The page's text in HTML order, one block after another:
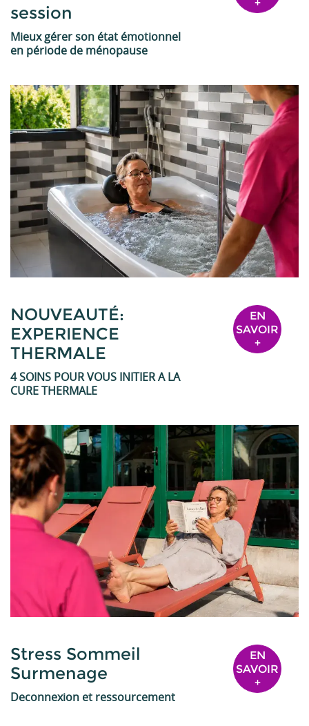
session
Mieux gérer son état émotionnel
en période de ménopause
+
NOUVEAUTÉ:
EXPERIENCE
THERMALE
4 SOINS POUR VOUS INITIER A LA
CURE THERMALE
EN
SAVOIR
+
Stress Sommeil
Surmenage
Deconnexion et ressourcement
EN
SAVOIR
+